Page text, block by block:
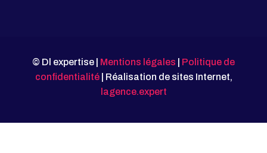
© Dl expertise | Mentions légales
Politique de
confidentialité| Réalisation de sites Internet,
lagence.expert